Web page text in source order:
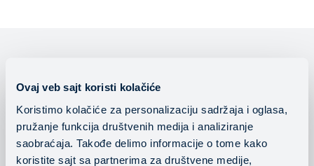
Ovaj veb sajt koristi kolačiće
Koristimo kolačiće za personalizaciju sadržaja i oglasa,
pružanje funkcija društvenih medija i analiziranje
saobraćaja. Takođe delimo informacije o tome kako
koristite sajt sa partnerima za društvene medije,
Mainstream is the largest
provider of innovative
Services
Mainstream Cloud
Platform